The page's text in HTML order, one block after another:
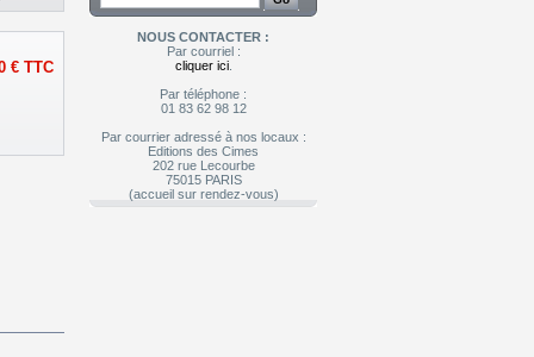
€TTC
NOUS CONTACTER :
Par courriel :
cliquer ici.
Par téléphone :
01 83 62 98 12
Par courrier adressé à nos locaux :
Editions des Cimes
202 rue Lecourbe
75015 PARIS
(accueil sur rendez-vous)